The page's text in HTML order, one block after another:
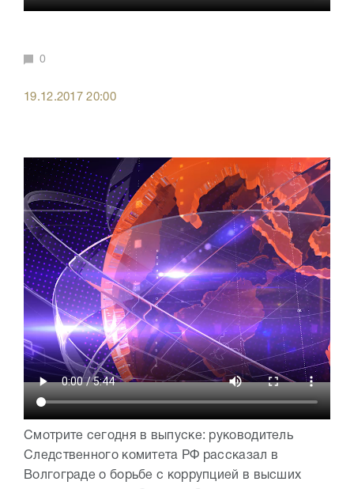
0
19.12.2017 20:00
Смотрите сегодня в выпуске: руководитель
Следственного комитета РФ рассказал в
Волгограде о борьбе с коррупцией в высших